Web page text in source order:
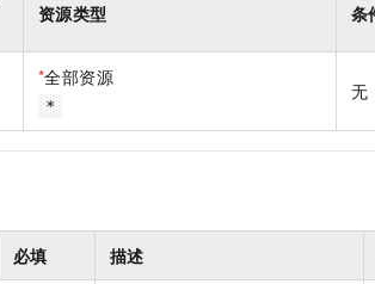
资源类型 条
*全部资源
*
无
必填 描述
拥有 DeepSeek-R1 满血版